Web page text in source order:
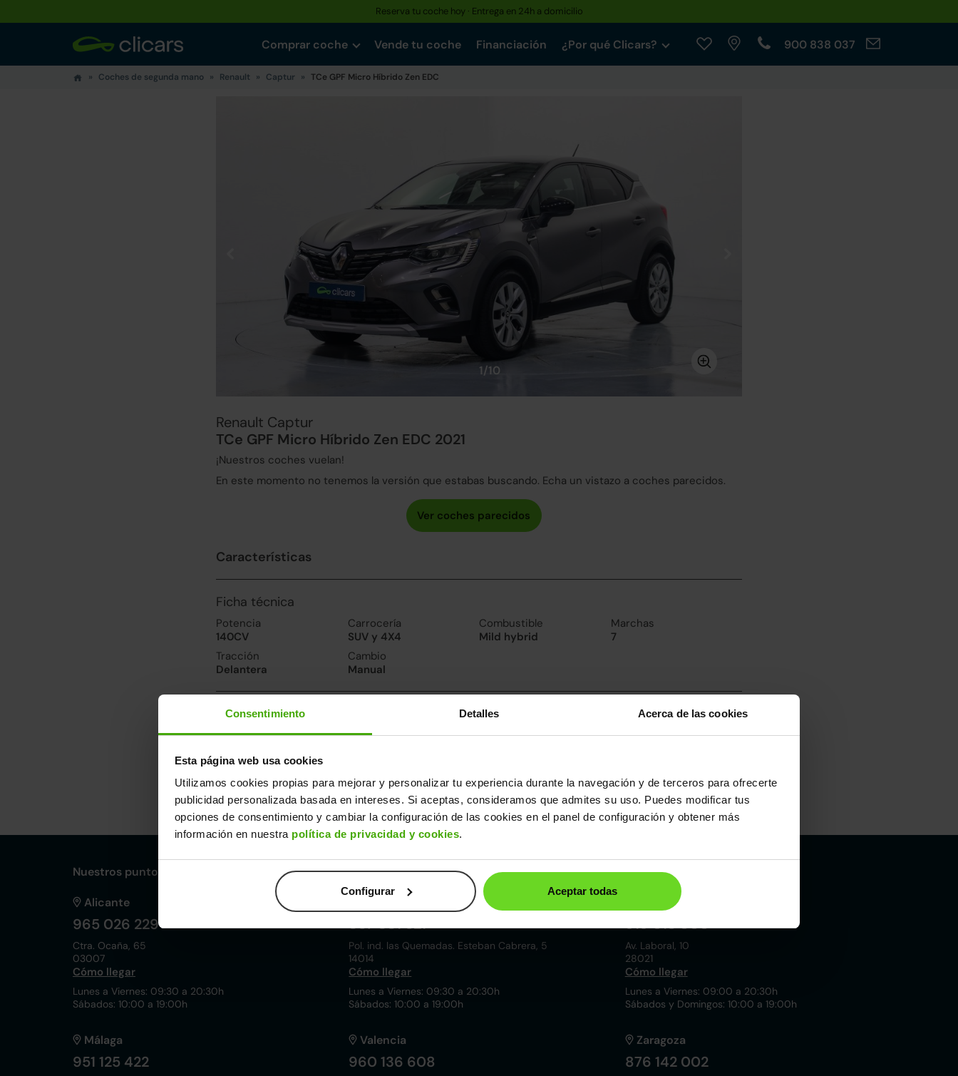
Consentimiento Detalles Acerca de las cookies
Esta página web usa cookies
Utilizamos cookies propias para mejorar y personalizar tu experiencia durante la navegación y de terceros para ofrecerte
publicidad personalizada basada en intereses. Si aceptas, consideramos que admites su uso. Puedes modificar tus
opciones de consentimiento y cambiar la configuración de las cookies en el panel de configuración y obtener más
información en nuestra política de privacidad y cookies.
Configurar Aceptar todas
Reserva tu coche hoy · Entrega en 24h a domicilio
Comprar coche Vende tu coche Financiación ¿Por qué Clicars? 900 838 037
Coches de segunda mano Renault Captur TCe GPF Micro Híbrido Zen EDC
1/10
Renault Captur
TCe GPF Micro Híbrido Zen EDC 2021
¡Nuestros coches vuelan!
En este momento no tenemos la versión que estabas buscando. Echa un vistazo a coches parecidos.
Características
Ficha técnica
Potencia
140CV
Carrocería
SUV y 4X4
Combustible
Mild hybrid
Marchas
7
Tracción
Delantera
Cambio
Manual
Prestaciones, consumo y emisiones
Velocidad máxima
De 0 a 100 km/h
Dimensiones y otros datos
Largo
4,23m
Ancho
1,80m
Alto
1,58m
Peso
Depósito
Maletero
Nuestros puntos de venta Clicars:
Alicante
965 026 229
Ctra. Ocaña, 65
03007
Cómo llegar
Lunes a Viernes: 09:30 a 20:30h
Sábados: 10:00 a 19:00h
857 881 521
Pol. ind. las Quemadas. Esteban Cabrera, 5
14014
Cómo llegar
Lunes a Viernes: 09:30 a 20:30h
Sábados: 10:00 a 19:00h
919 015 000
Av. Laboral, 10
28021
Cómo llegar
Lunes a Viernes: 09:00 a 20:30h
Sábados y Domingos: 10:00 a 19:00h
Málaga
951 125 422
Valencia
960 136 608
Zaragoza
876 142 002